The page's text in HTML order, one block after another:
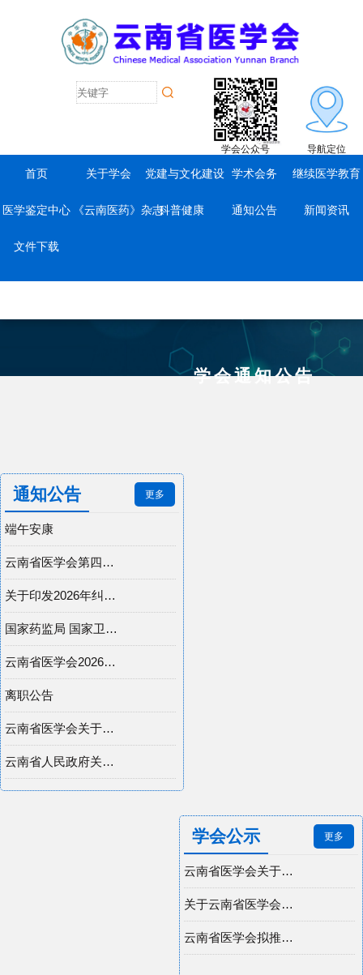
导航定位
学会公众号
首页 关于学会 党建与文化建设 学术会务 继续医学教育
医学鉴定中心 《云南医药》杂志科普健康 通知公告 新闻资讯
文件下载
学会通知公告
通知公告 更多
端午安康
云南省医学会第四届医学科普讲解大赛暨全国科普讲解大赛云南推荐活动选拔赛初赛评选结果公示
关于印发2026年纠正医药购销领域和医疗服务中不正之风工作要点的通知（附解读）
国家药监局 国家卫生健康委 国家中医药局 国家疾控局关于发布药物临床试验质量管理规范的公告
云南省医学会2026年举办学术会议计划表
离职公告
云南省医学会关于推荐2026年中华医学科技奖的通知
云南省人民政府关于印发云南省国民经济和社会发展第十五个五年规划纲要的通知
学会公示 更多
云南省医学会关于组织参加“云南省第九届科普讲解大赛系列活动”暨科普文章征集大赛评选结果公示
关于云南省医学会开展医疗损害鉴定收费标准的公示
云南省医学会拟推荐2022年中华医学科技奖候选项目/候选人公示